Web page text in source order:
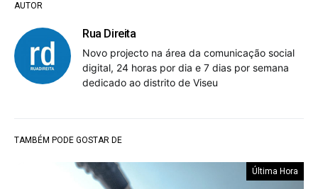
AUTOR
Rua Direita
Novo projecto na área da comunicação social
digital, 24 horas por dia e 7 dias por semana
dedicado ao distrito de Viseu
TAMBÉM PODE GOSTAR DE
Última Hora